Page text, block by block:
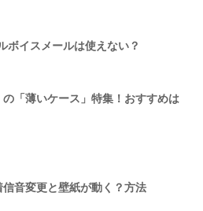
イスメールは使えない？
の「薄いケース」特集！おすすめは
音変更と壁紙が動く？方法